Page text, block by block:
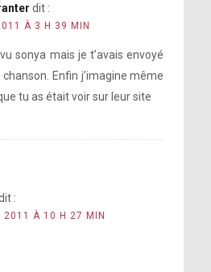
dit :
À 3 H 39 MIN
sonya mais je t’avais envoyé
Enfin j’imagine même
tu as était voir sur leur site
:
2011 À 10 H 27 MIN